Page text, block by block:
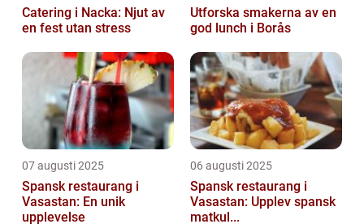
Catering i Nacka: Njut av
en fest utan stress
Utforska smakerna av en
god lunch i Borås
07 augusti 2025
Spansk restaurang i
Vasastan: En unik
upplevelse
06 augusti 2025
Spansk restaurang i
Vasastan: Upplev spansk
matkul...